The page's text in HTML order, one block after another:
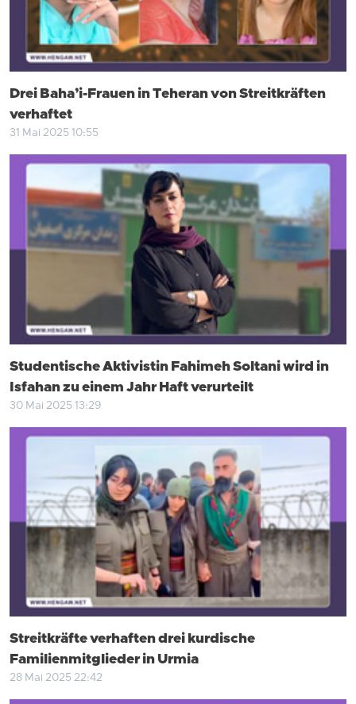
Drei Baha’i-Frauen in Teheran von Streitkräften
verhaftet
31 Mai 2025 10:55
Studentische Aktivistin Fahimeh Soltani wird in
Isfahan zu einem Jahr Haft verurteilt
30 Mai 2025 13:29
Streitkräfte verhaften drei kurdische
Familienmitglieder in Urmia
28 Mai 2025 22:42